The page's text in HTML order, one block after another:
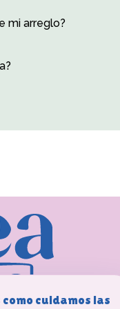
mi arreglo?
cuidamos las